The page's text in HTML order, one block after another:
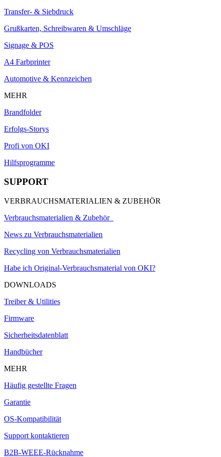
Transfer- & Siebdruck
Grußkarten, Schreibwaren & Umschläge
Signage & POS
A4 Farbprinter
Automotive & Kennzeichen
MEHR
Brandfolder
Erfolgs-Storys
Profi von OKI
Hilfsprogramme
SUPPORT
VERBRAUCHSMATERIALIEN & ZUBEHÖR
Verbrauchsmaterialien & Zubehör
News zu Verbrauchsmaterialien
Recycling von Verbrauchsmaterialien
Habe ich Original-Verbrauchsmaterial von OKI?
DOWNLOADS
Treiber & Utilities
Firmware
Sicherheitsdatenblatt
Handbücher
MEHR
Häufig gestellte Fragen
Garantie
OS-Kompatibilität
Support kontaktieren
B2B-WEEE-Rücknahme